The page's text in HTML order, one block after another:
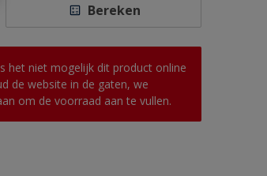
Bereken
het niet mogelijk dit product online
de website in de gaten, we
om de voorraad aan te vullen.